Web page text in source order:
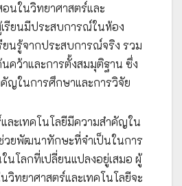
อนในวิทยาศาสตร์และ
เรียนมีประสบการณ์ในห้อง
ยนรู้จากประสบการณ์จริง รวม
คว้าและการตั้งสมมุติฐาน ซึ่ง
ญในการศึกษาและการวิจัย
ละเทคโนโลยีมีความสำคัญใน
วยพัฒนาทักษะที่จำเป็นในการ
นโลกที่เปลี่ยนแปลงอยู่เสมอ ผู้
วิทยาศาสตร์และเทคโนโลยีจะ